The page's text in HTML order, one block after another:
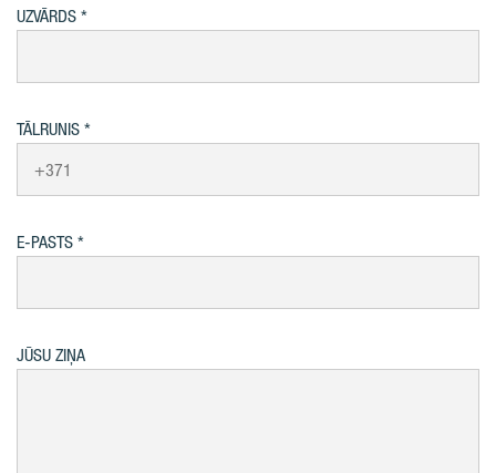
UZVĀRDS
TĀLRUNIS
E-PASTS
JŪSU ZIŅA